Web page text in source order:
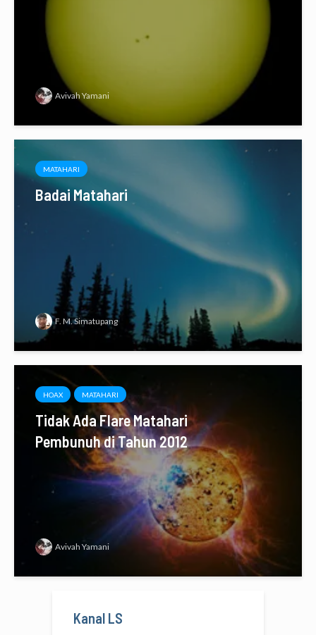
Avivah Yamani
MATAHARI
Badai Matahari
F. M. Simatupang
HOAX MATAHARI
Tidak Ada Flare Matahari
Pembunuh di Tahun 2012
Avivah Yamani
Kanal LS